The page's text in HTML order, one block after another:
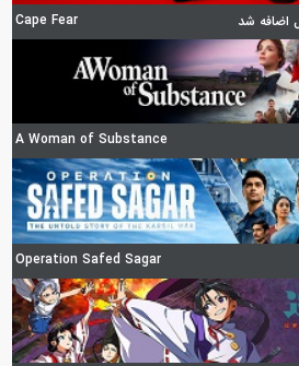
Cape Fear
A Woman of Substance
Operation Safed Sagar